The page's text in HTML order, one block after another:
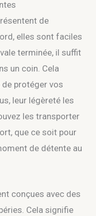
de
elles sont faciles
terminée, il suffit
un coin. Cela
de protéger vos
leur légèreté les
les transporter
que ce soit pour
de détente au
conçues avec des
Cela signifie